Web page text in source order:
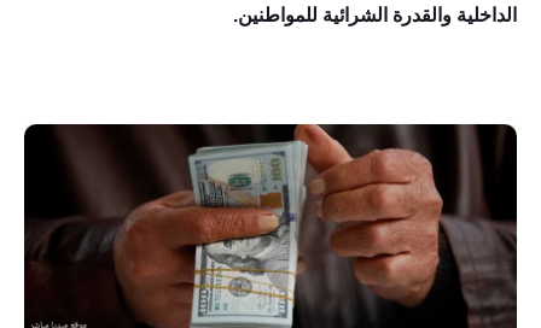
الداخلية والقدرة الشرائية للمواطنين.